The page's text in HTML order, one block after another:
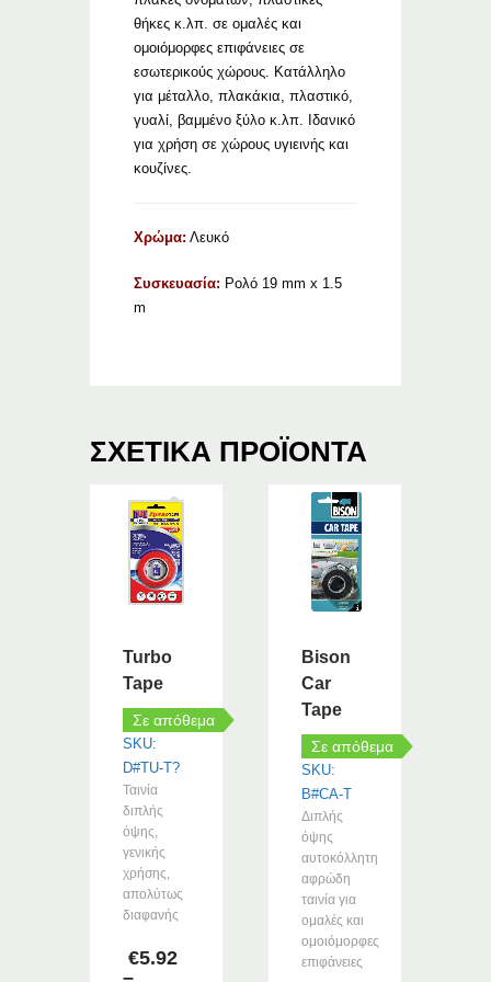
θήκες κ.λπ. σε ομαλές και
ομοιόμορφες επιφάνειες σε
εσωτερικούς χώρους. Κατάλληλο
για μέταλλο, πλακάκια, πλαστικό,
γυαλί, βαμμένο ξύλο κ.λπ. Ιδανικό
για χρήση σε χώρους υγιεινής και
κουζίνες.
Χρώμα: Λευκό
Συσκευασία: Ρολό 19 mm x 1.5
m
ΣΧΕΤΙΚΆ ΠΡΟΪΌΝΤΑ
Turbo
Tape
Σε απόθεμα
SKU:
D#TU-T?
Ταινία
διπλής
όψης,
γενικής
χρήσης,
απολύτως
διαφανής
€5.92
–
Bison
Car
Tape
Σε απόθεμα
SKU:
B#CA-T
Διπλής
όψης
αυτοκόλλητη
αφρώδη
ταινία για
ομαλές και
ομοιόμορφες
επιφάνειες